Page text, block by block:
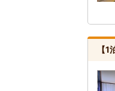
【